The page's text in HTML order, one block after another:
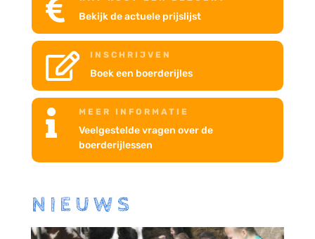
 Bekijk de actuele prijslijst
 INSCHRIJVEN
Boek een boerderijles
 MEER INFORMATIE
Veelgestelde vragen over de
boerderijlessen
NIEUWS